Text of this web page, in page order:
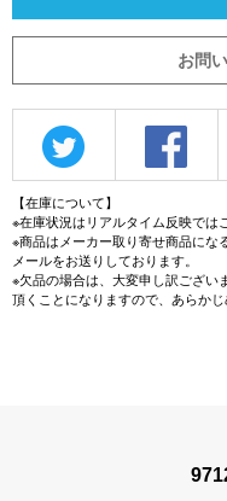
お問
【在庫について】
※在庫状況はリアルタイム反映では
※商品はメーカー取り寄せ商品にな
メールをお送りしております。
※欠品の場合は、大変申し訳ござい
頂くことになりますので、あらかじ